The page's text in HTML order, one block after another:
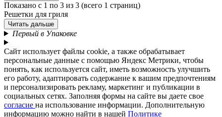
Показано с 1 по 3 из 3 (всего 1 страниц)
Решетки для гриля
Читать дальше
Первый в Упаковке
Сайт использует файлы cookie, а также обрабатывает
персональные данные с помощью Яндекс Метрики, чтобы
понять, как используется сайт, иметь возможность улучшить
его работу, адаптировать содержание к вашим предпочтениям
и персонализировать рекламу, маркетинг и публикации в
социальных сетях. Заполняя формы на сайте вы даете свое
согласие на использование информации. Дополнительную
информацию можно найти в нашей Политике